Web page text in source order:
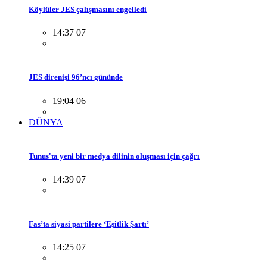
Köylüler JES çalışmasını engelledi
14:37 07
JES direnişi 96’ncı gününde
19:04 06
DÜNYA
Tunus'ta yeni bir medya dilinin oluşması için çağrı
14:39 07
Fas’ta siyasi partilere ‘Eşitlik Şartı’
14:25 07